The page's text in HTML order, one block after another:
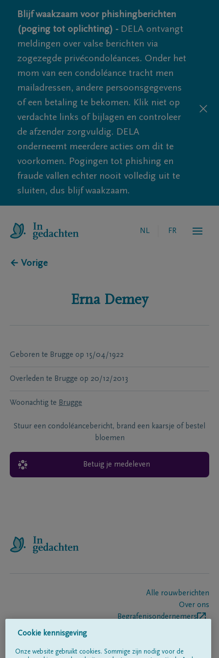
Blijf waakzaam voor phishingberichten
(poging tot oplichting) - DELA ontvangt
meldingen over valse berichten via
zogezegde privécondoléances. Onder het
mom van een condoléance tracht men
mailadressen, andere persoonsgegevens
of een betaling te bekomen. Klik niet op
verdachte links of bijlagen en controleer
de afzender zorgvuldig. DELA
onderneemt meerdere acties om dit te
voorkomen. Pogingen tot phishing en
fraude vallen echter nooit volledig uit te
sluiten, dus blijf waakzaam.
NL FR
← Vorige
Erna Demey
Geboren te Brugge op 15/04/1922
Overleden te Brugge op 20/12/2013
Woonachtig te Brugge
Stuur een condoléancebericht, brand een kaarsje of bestel
bloemen
Betuig je medeleven
Alle rouwberichten
Over ons
Begrafenisondernemers
Cookie kennisgeving
Onze website gebruikt cookies. Sommige zijn nodig voor de